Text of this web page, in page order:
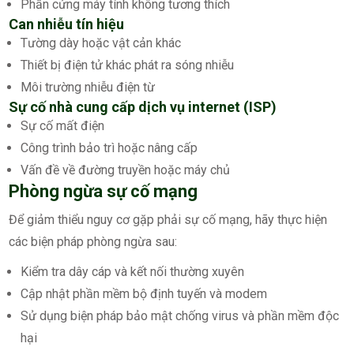
Phần cứng máy tính không tương thích
Can nhiễu tín hiệu
Tường dày hoặc vật cản khác
Thiết bị điện tử khác phát ra sóng nhiễu
Môi trường nhiễu điện từ
Sự cố nhà cung cấp dịch vụ internet (ISP)
Sự cố mất điện
Công trình bảo trì hoặc nâng cấp
Vấn đề về đường truyền hoặc máy chủ
Phòng ngừa sự cố mạng
Để giảm thiểu nguy cơ gặp phải sự cố mạng, hãy thực hiện
các biện pháp phòng ngừa sau:
Kiểm tra dây cáp và kết nối thường xuyên
Cập nhật phần mềm bộ định tuyến và modem
Sử dụng biện pháp bảo mật chống virus và phần mềm độc
hại